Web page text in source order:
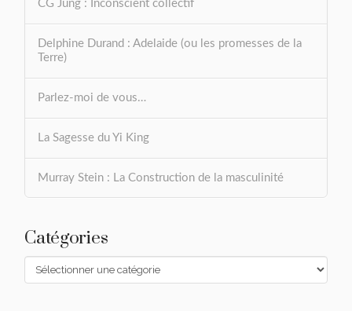
CG Jung : Inconscient collectif
Delphine Durand : Adelaide (ou les promesses de la
Terre)
Parlez-moi de vous…
La Sagesse du Yi King
Murray Stein : La Construction de la masculinité
Catégories
Catégories